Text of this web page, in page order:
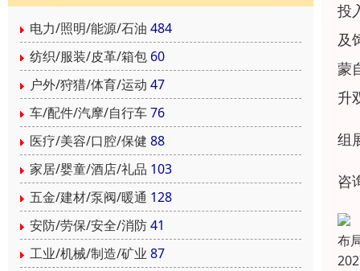
电力/照明/能源/石油 484
纺织/服装/皮革/箱包 60
户外/狩猎/体育/运动 47
车/配件/汽摩/自行车76
医疗/美容/口腔/保健 88
家居/婴童/酒店/礼品 103
五金/建材/泵阀/暖通 128
安防/劳保/安全/消防41
工业/机械/制造/矿业 87
投
及
蒙
升
组
咨
布